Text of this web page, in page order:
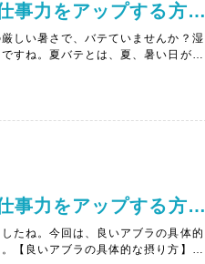
①「夏バテに負けず、エネルギーを維持増進し、仕事力をアップする方法」
しい暑さで、バテていませんか？湿
すね。夏バテとは、夏、暑い日が続
②「夏バテに負けず、エネルギーを維持増進し、仕事力をアップする方法」
たね。今回は、良いアブラの具体的
【良いアブラの具体的な摂り方】✔